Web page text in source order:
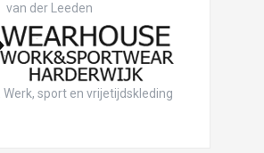
van der Leeden
Werk, sport en vrijetijdskleding